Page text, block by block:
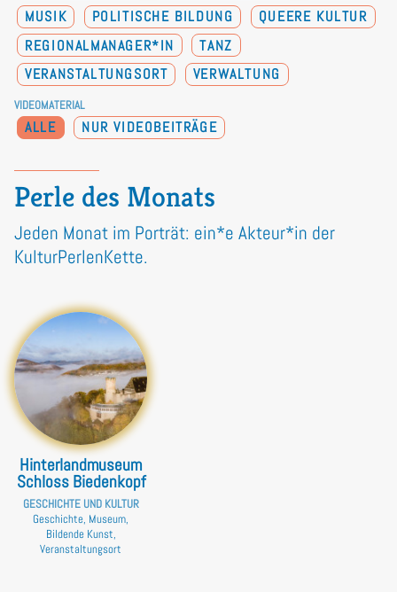
MUSIK
POLITISCHE BILDUNG
QUEERE KULTUR
REGIONALMANAGER*IN
TANZ
VERANSTALTUNGSORT
VERWALTUNG
VIDEOMATERIAL
ALLE NUR VIDEOBEITRÄGE
Perle des Monats
Jeden Monat im Porträt: ein*e Akteur*in der
KulturPerlenKette.
Hinterlandmuseum
Schloss Biedenkopf
GESCHICHTE UND KULTUR
Geschichte, Museum,
Bildende Kunst,
Veranstaltungsort